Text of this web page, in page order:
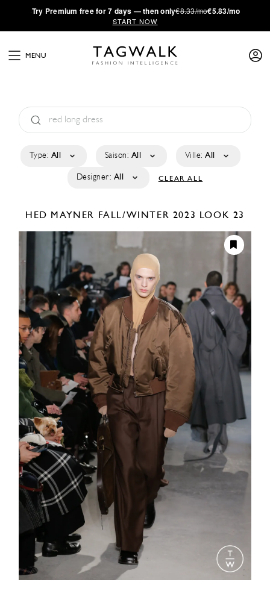
·Try Premium free for 7 days — then only€8.33/mo€5.83/mo
START NOW
MENU
Type: All Saison: All Ville: All
Designer: All CLEAR ALL
HED MAYNER FALL/WINTER 2023 LOOK 23